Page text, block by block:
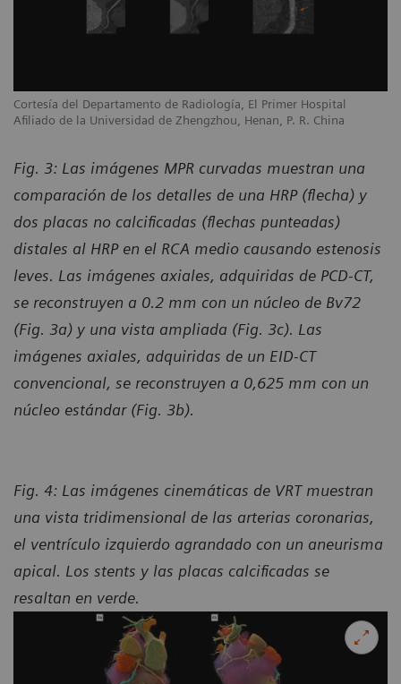
Cortesía del Departamento de Radiología, El Primer Hospital
Afiliado de la Universidad de Zhengzhou, Henan, P. R. China
Fig. 3: Las imágenes MPR curvadas muestran una
comparación de los detalles de una HRP (flecha) y
dos placas no calcificadas (flechas punteadas)
distales al HRP en el RCA medio causando estenosis
leves. Las imágenes axiales, adquiridas de PCD-CT,
se reconstruyen a 0.2 mm con un núcleo de Bv72
(Fig. 3a) y una vista ampliada (Fig. 3c). Las
imágenes axiales, adquiridas de un EID-CT
convencional, se reconstruyen a 0,625 mm con un
núcleo estándar (Fig. 3b).
Fig. 4: Las imágenes cinemáticas de VRT muestran
una vista tridimensional de las arterias coronarias,
el ventrículo izquierdo agrandado con un aneurisma
apical. Los stents y las placas calcificadas se
resaltan en verde.